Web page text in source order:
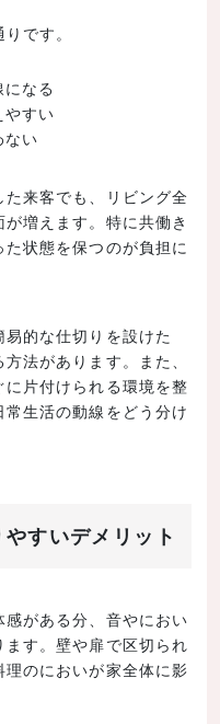
です。
なる
すい
ない
来客でも、リビング全
増えます。特に共働き
状態を保つのが負担に
的な仕切りを設けた
法があります。また、
片付けられる環境を整
生活の動線をどう分け
すいデメリット
がある分、音やにおい
す。壁や扉で区切られ
のにおいが家全体に影